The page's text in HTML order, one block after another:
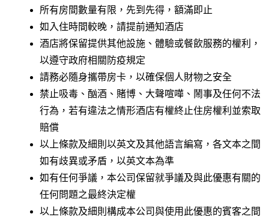
所有房間數量有限，先到先得，額滿即止
如入住時間較晚，請提前通知酒店
酒店將保留提供其他設施、體驗或餐飲服務的權利，
以遵守政府相關防疫規定
請務必隨身攜帶房卡，以確保個人財物之安全
禁止吸毒、酗酒、賭博、大聲喧嘩、鬧事及任何不法
行為，若有違法之情形酒店有權終止住房權利並索取
賠償
以上條款及細則以英文及其他語言編寫，各文本之間
如有歧異或矛盾，以英文本為準
如有任何爭議，本公司保留就爭議及與此優惠有關的
任何問題之最終決定權
以上條款及細則構成本公司與使用此優惠的賓客之間